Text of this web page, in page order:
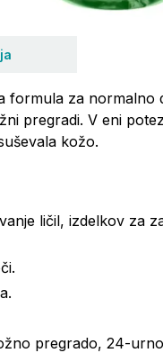
formula za normalno
pregradi. V eni
kožo.
ličil, izdelkov za
pregrado, 24-